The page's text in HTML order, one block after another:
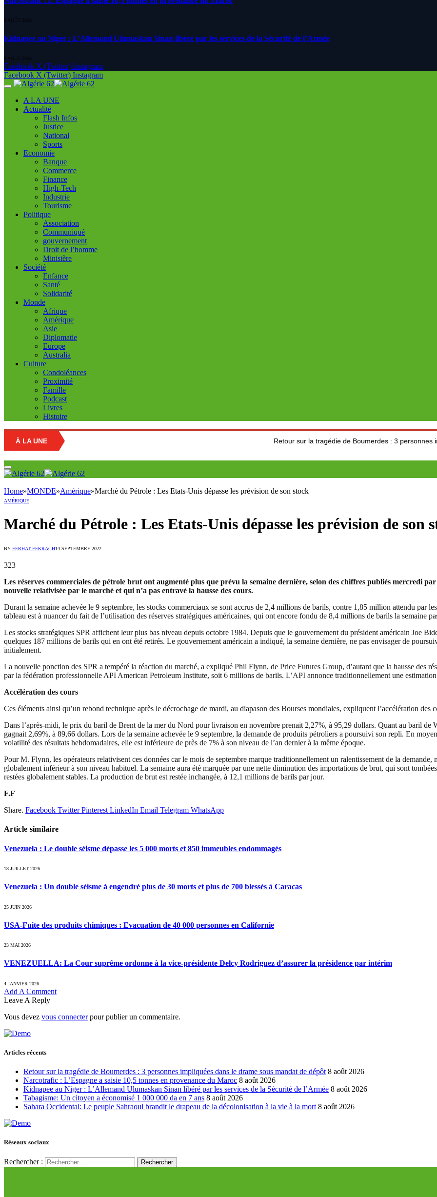
8 AOÛT 2026
Kidnapee au Niger : L’Allemand Ulumaskan Sinan libéré par les services de la Sécurité de l’Armée
8 AOÛT 2026
Facebook X (Twitter) Instagram
Facebook X (Twitter) Instagram
A LA UNE
Actualité
Flash Infos
Justice
National
Sports
Economie
Banque
Commerce
Finance
High-Tech
Industrie
Tourisme
Politique
Association
Communiqué
gouvernement
Droit de l’homme
Ministère
Société
Enfance
Santé
Solidarité
Monde
Afrique
Amérique
Asie
Diplomatie
Europe
Australia
Culture
Condoléances
Proximité
Famille
Podcast
Livres
Histoire
À LA UNE Retour sur la tragédie de Boumerdes : 3 personnes impliquées
Home»MONDE»Amérique»Marché du Pétrole : Les Etats-Unis dépasse les prévision de son stock
AMÉRIQUE
Marché du Pétrole : Les Etats-Unis dépasse les prévision de son
BY FERHAT FEKRACH14 SEPTEMBRE 2022
323
Les réserves commerciales de pétrole brut ont augmenté plus que prévu la semaine dernière, selon des chiffres publiés mercredi
nouvelle relativisée par le marché et qui n’a pas entravé la hausse des cours.
Durant la semaine achevée le 9 septembre, les stocks commerciaux se sont accrus de 2,4 millions de barils, contre 1,85 million attendu par
tableau est à nuancer du fait de l’utilisation des réserves stratégiques américaines, qui ont encore fondu de 8,4 millions de barils la semaine
Les stocks stratégiques SPR affichent leur plus bas niveau depuis octobre 1984. Depuis que le gouvernement du président américain Joe
quelques 187 millions de barils qui en ont été retirés. Le gouvernement américain a indiqué, la semaine dernière, ne pas envisager de
initialement.
La nouvelle ponction des SPR a tempéré la réaction du marché, a expliqué Phil Flynn, de Price Futures Group, d’autant que la hausse des
par la fédération professionnelle API American Petroleum Institute, soit 6 millions de barils. L’API annonce traditionnellement une
Accélération des cours
Ces éléments ainsi qu’un rebond technique après le décrochage de mardi, au diapason des Bourses mondiales, expliquent l’accélération
Dans l’après-midi, le prix du baril de Brent de la mer du Nord pour livraison en novembre prenait 2,27%, à 95,29 dollars. Quant au baril de
gagnait 2,69%, à 89,66 dollars. Lors de la semaine achevée le 9 septembre, la demande de produits pétroliers a poursuivi son repli. En
volatilité des résultats hebdomadaires, elle est inférieure de près de 7% à son niveau de l’an dernier à la même époque.
Pour M. Flynn, les opérateurs relativisent ces données car le mois de septembre marque traditionnellement un ralentissement de la
globalement inférieur à son niveau habituel. La semaine aura été marquée par une nette diminution des importations de brut, qui sont
restées globalement stables. La production de brut est restée inchangée, à 12,1 millions de barils par jour.
F.F
Share. Facebook Twitter Pinterest LinkedIn Email Telegram WhatsApp
Article similaire
Venezuela : Le double séisme dépasse les 5 000 morts et 850 immeubles endommagés
18 JUILLET 2026
Venezuela : Un double séisme à engendré plus de 30 morts et plus de 700 blessés à Caracas
25 JUIN 2026
USA-Fuite des produits chimiques : Evacuation de 40 000 personnes en Californie
23 MAI 2026
VENEZUELLA: La Cour suprême ordonne à la vice-présidente Delcy Rodriguez d’assurer la présidence par intérim
4 JANVIER 2026
Add A Comment
Leave A Reply
Vous devez vous connecterpour publier un commentaire.
Articles récents
Retour sur la tragédie de Boumerdes : 3 personnes impliquées dans le drame sous mandat de dépôt 8 août 2026
Narcotrafic : L’Espagne a saisie 10,5 tonnes en provenance du Maroc 8 août 2026
Kidnapee au Niger : L’Allemand Ulumaskan Sinan libéré par les services de la Sécurité de l’Armée 8 août 2026
Tabagisme: Un citoyen a économisé 1 000 000 da en 7 ans 8 août 2026
Sahara Occidental: Le peuple Sahraoui brandit le drapeau de la décolonisation à la vie à la mort 8 août 2026
Réseaux sociaux
Rechercher :